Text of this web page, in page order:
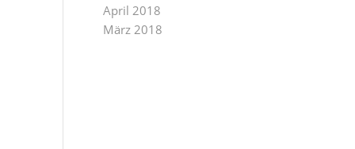
April 2018
März 2018